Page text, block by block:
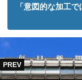
「意図的な加工